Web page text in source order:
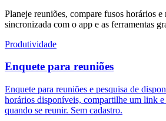
Planeje reuniões, compare fusos horários e
sincronizada com o app e as ferramentas
Produtividade
Enquete para reuniões
Enquete para reuniões e pesquisa de
horários disponíveis, compartilhe um link
quando se reunir. Sem cadastro.